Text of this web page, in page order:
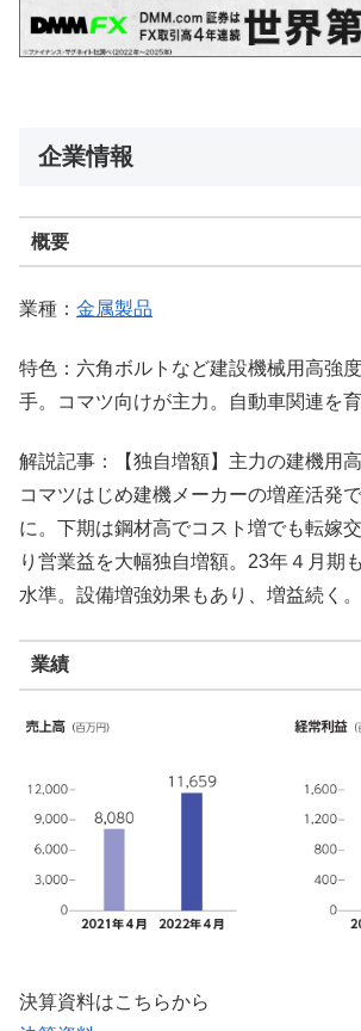
企業情報
概要
業種： 金属製品
特色：六角ボルトなど建設機械用高強
手。コマツ向けが主力。自動車関連を
解説記事：【独自増額】主力の建機用
コマツはじめ建機メーカーの増産活発
に。下期は鋼材高でコスト増でも転嫁
り営業益を大幅独自増額。23年４月期
水準。設備増強効果もあり、増益続く。
業績
決算資料はこちらから